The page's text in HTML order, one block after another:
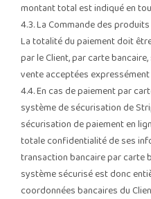
montant total est indiqué en
4.3. La Commande des
La totalité du paiement doit
par le Client, par carte
vente acceptées
4.4. En cas de paiement par
système de sécurisation de
sécurisation de paiement en
totale confidentialité de ses
transaction bancaire par carte
système sécurisé est donc
coordonnées bancaires du